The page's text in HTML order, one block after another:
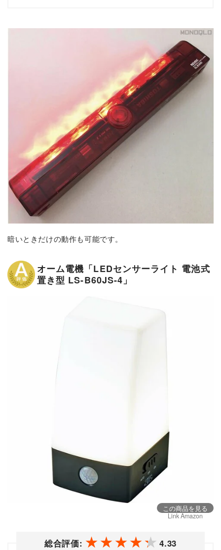
暗いときだけの動作も可能です。
オーム電機「LEDセンサーライト 電池式
置き型 LS-B60JS-4」
この商品を見る
Link Amazon
総合評価: 4.33